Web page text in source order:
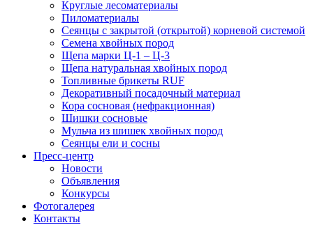
Круглые лесоматериалы
Пиломатериалы
Сеянцы с закрытой (открытой) корневой системой
Семена хвойных пород
Щепа марки Ц-1 – Ц-3
Щепа натуральная хвойных пород
Топливные брикеты RUF
Декоративный посадочный материал
Кора сосновая (нефракционная)
Шишки сосновые
Мульча из шишек хвойных пород
Сеянцы ели и сосны
Пресс-центр
Новости
Объявления
Конкурсы
Фотогалерея
Контакты